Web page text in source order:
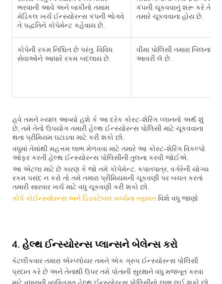
ભરવાની આવે અને બાકીનો તમામ
મેડિકલ ખર્ચ ઈન્સ્યોરન્સ કંપની ભોગવે
તે પદ્ધતિને કોપેમેન્ટ કહેવાય છે.
કંપની ચૂકવવાનું શરૂ કરે તે
તમારે ચૂકવવાના હોય છે.
કોપેની રકમ નિશ્ચિત છે પરંતુ, વિવિધ
સેવાઓને આધારે રકમ બદલાય છે.
વીમા પોલિસી તમારા બિલના
આવરી લે છે.
હવે તમને ખ્યાલ આવ્યો હશે કે આ દરેક કોસ્ટ-શેરિંગ પ્લાનનો અર્થ શું
છે, તમે તેનો ઉપયોગ તમારી હેલ્થ ઈન્સ્યોરન્સ પોલિસી માટે ચૂકવવાના
થતા પ્રીમિયમ ઘટાડવા માટે કરી શકો છો.
વધુમાં તેમાંથી મહત્તમ લાભ મેળવવા માટે તમારે આ કોસ્ટ-શેરિંગ વિકલ્પો
ઓફર કરતી હેલ્થ ઈન્સ્યોરન્સ પોલિસીની તુલના કરવી જોઈએ.
આ એટલા માટે છે કારણ કે જો તમે કોપેમેન્ટ, કપાતપાત્ર, વગેરેની યોગ્ય
રકમ પસંદ ન કરો તો તમે તમારા પ્રીમિયમની ચૂકવણી પર બચત કરતાં
તમારી સારવાર ખર્ચ માટે વધુ ચૂકવણી કરી શકો છો.
કોપે કોઈન્સ્યોરન્સ અને ડિડકટેબલ વચ્ચેના તફાવત વિશે વધુ જાણો
4. હેલ્થ ઈન્સ્યોરન્સ પ્લાન્સને બેલેન્સ કરો
કેટલીકવાર તમારા એમ્પ્લોયર તમને એક ગ્રુપ ઈન્સ્યોરન્સ પોલિસી
પ્રદાન કરે છે અને તેનાથી ઉપર તમે પોતાની સુરક્ષાને વધુ મજબૂત કરવા